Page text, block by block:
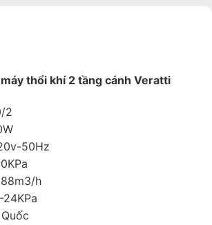
thổi khí 2 tầng cánh Veratti
2
50Hz
88m3/h
-24KPa